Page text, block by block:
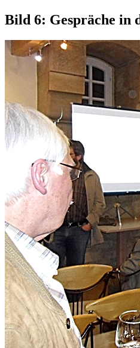
Bild 6: Gespräche in